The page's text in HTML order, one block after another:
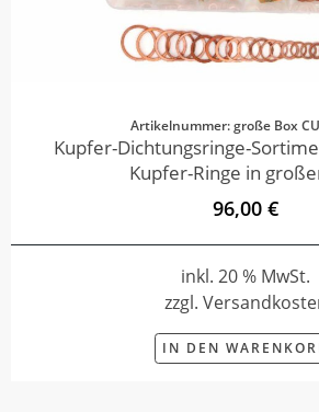
Artikelnummer: große Box
Kupfer-Dichtungsringe-
Kupfer-Ringe in
96,00 €
inkl. 20 % MwSt.
zzgl.
IN DEN